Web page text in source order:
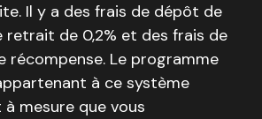
Il y a des frais de dépôt de
retrait de 0,2% et des frais de
récompense. Le programme
à ce système
mesure que vous